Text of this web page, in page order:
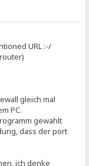
URL :-/
gleich mal
PC.
gewählt
dass der port
ich denke